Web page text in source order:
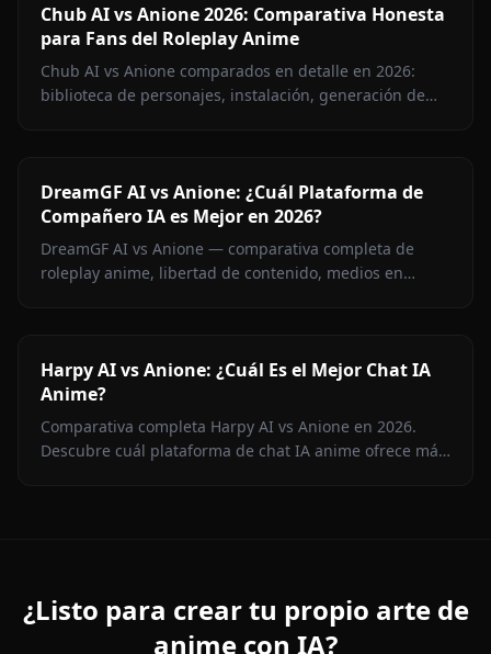
Chub AI vs Anione 2026: Comparativa Honesta
para Fans del Roleplay Anime
Chub AI vs Anione comparados en detalle en 2026:
biblioteca de personajes, instalación, generación de
DreamGF AI vs Anione: ¿Cuál Plataforma de
Compañero IA es Mejor en 2026?
DreamGF AI vs Anione — comparativa completa de
roleplay anime, libertad de contenido, medios en
Harpy AI vs Anione: ¿Cuál Es el Mejor Chat IA
Anime?
Comparativa completa Harpy AI vs Anione en 2026.
Descubre cuál plataforma de chat IA anime ofrece más
¿Listo para crear tu propio arte de
anime con IA?